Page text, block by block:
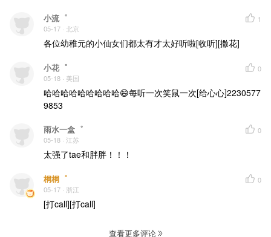
小流゜
05-17 · 北京
1
各位幼稚元的小仙女们都太有才太好听啦[收听][撒花]
小花゜
05-18 · 美国
0
哈哈哈哈哈哈哈哈哈😄每听一次笑鼠一次[给心心]2230577
9853
雨水一盒゜
05-18 · 江苏
0
太强了tae和胖胖！！！
桐桐゜
05-17 · 浙江
0
[打call][打call]
查看更多评论